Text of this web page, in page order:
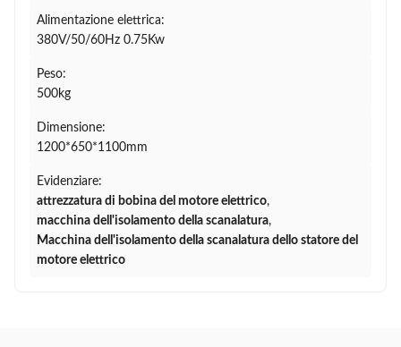
Alimentazione elettrica:
380V/50/60Hz 0.75Kw
Peso:
500kg
Dimensione:
1200*650*1100mm
Evidenziare:
attrezzatura di bobina del motore elettrico,
macchina dell'isolamento della scanalatura,
Macchina dell'isolamento della scanalatura dello statore del
motore elettrico